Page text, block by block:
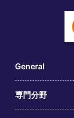
General
専門分野